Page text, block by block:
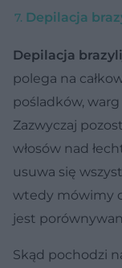
Depilacja
Depilacja
polega na
pośladków,
Zazwyczaj
włosów nad
usuwa się
wtedy mówimy
jest
Skąd pochodzi